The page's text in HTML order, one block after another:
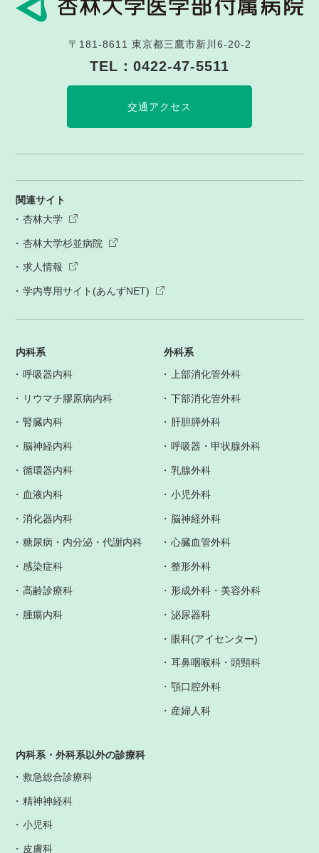
〒181-8611 東京都三鷹市新川6-20-2
TEL： 0422-47-5511
交通アクセス
関連サイト
杏林大学
杏林大学杉並病院
求人情報
学内専用サイト(あんずNET)
内科系
呼吸器内科
リウマチ膠原病内科
腎臓内科
脳神経内科
循環器内科
血液内科
消化器内科
糖尿病・内分泌・代謝内科
感染症科
高齢診療科
腫瘍内科
外科系
上部消化管外科
下部消化管外科
肝胆膵外科
呼吸器・甲状腺外科
乳腺外科
小児外科
脳神経外科
心臓血管外科
整形外科
形成外科・美容外科
泌尿器科
眼科(アイセンター)
耳鼻咽喉科・頭頸科
顎口腔外科
産婦人科
内科系・外科系以外の診療科
救急総合診療科
精神神経科
小児科
皮膚科